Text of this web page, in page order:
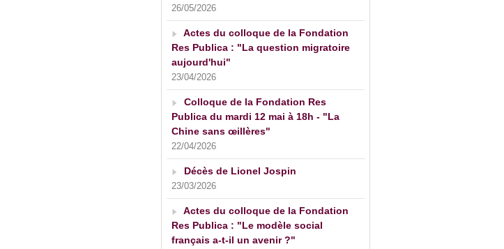
26/05/2026
Actes du colloque de la Fondation
Res Publica : "La question migratoire
aujourd'hui"
23/04/2026
Colloque de la Fondation Res
Publica du mardi 12 mai à 18h - "La
Chine sans œillères"
22/04/2026
Décès de Lionel Jospin
23/03/2026
Actes du colloque de la Fondation
Res Publica : "Le modèle social
français a-t-il un avenir ?"